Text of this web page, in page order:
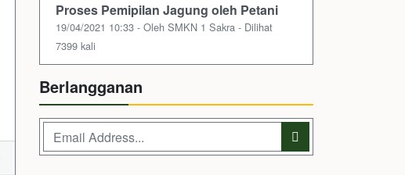
Proses Pemipilan Jagung oleh Petani
19/04/2021 10:33 - Oleh SMKN 1 Sakra - Dilihat
7399 kali
Berlangganan